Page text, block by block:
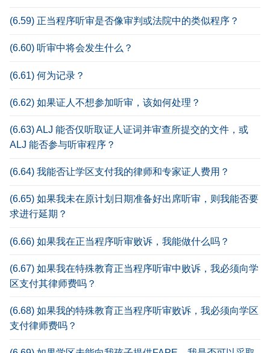
(6.59) 正当程序听审是否像审判或法院中的类似程序？
(6.60) 听审中将会发生什么？
(6.61) 何为记录？
(6.62) 如果证人不想参加听审，该如何处理？
(6.63) ALJ 能否仅听取证人证词并审查所提交的文件，或
ALJ 能否参与听审程序？
(6.64) 我能否让学区支付我的律师和专家证人费用？
(6.65) 如果我未在原计划日期准备好出席听审，则我能否要
求进行延期？
(6.66) 如果我在正当程序听审败诉，我能做什么吗？
(6.67) 如果我在特殊教育正当程序听审中败诉，我必须向学
区支付其律师费吗？
(6.68) 如果我的特殊教育正当程序听审败诉，我必须向学区
支付律师费吗？